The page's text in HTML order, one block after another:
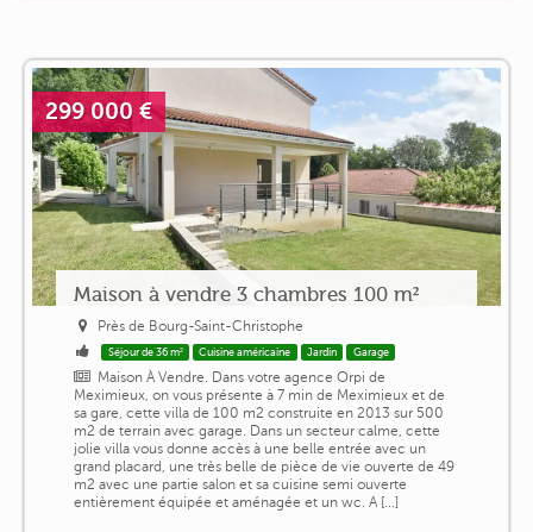
299 000 €
Maison à vendre 3 chambres 100 m²
Près de Bourg-Saint-Christophe
Séjour de 36 m² Cuisine américaine Jardin Garage
Maison À Vendre. Dans votre agence Orpi de
Meximieux, on vous présente à 7 min de Meximieux et de
sa gare, cette villa de 100 m2 construite en 2013 sur 500
m2 de terrain avec garage. Dans un secteur calme, cette
jolie villa vous donne accès à une belle entrée avec un
grand placard, une très belle de pièce de vie ouverte de 49
m2 avec une partie salon et sa cuisine semi ouverte
entièrement équipée et aménagée et un wc. A [...]